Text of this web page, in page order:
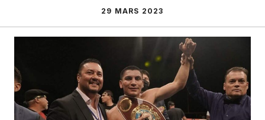
29 MARS 2023